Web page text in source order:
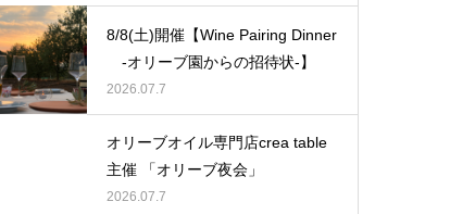
定！
【お知らせ】2024ニューヨーク
インターナショナルオリーブオ
イルコンペティションで金賞を
8/8(土)開催【Wine Pairing Dinner
-オリーブ園からの招待状-】
2026.07.7
オリーブオイル専門店crea table
主催 「オリーブ夜会」
2026.07.7